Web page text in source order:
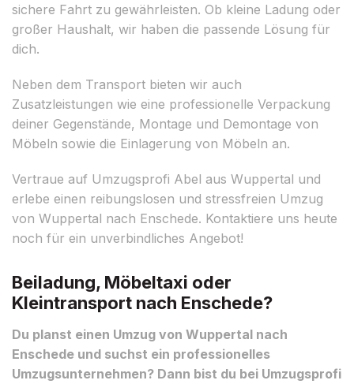
sichere Fahrt zu gewährleisten. Ob kleine Ladung oder
großer Haushalt, wir haben die passende Lösung für
dich.
Neben dem Transport bieten wir auch
Zusatzleistungen wie eine professionelle Verpackung
deiner Gegenstände, Montage und Demontage von
Möbeln sowie die Einlagerung von Möbeln an.
Vertraue auf Umzugsprofi Abel aus Wuppertal und
erlebe einen reibungslosen und stressfreien Umzug
von Wuppertal nach Enschede. Kontaktiere uns heute
noch für ein unverbindliches Angebot!
Beiladung, Möbeltaxi oder
Kleintransport nach Enschede?
Du planst einen Umzug von Wuppertal nach
Enschede und suchst ein professionelles
Umzugsunternehmen? Dann bist du bei Umzugsprofi